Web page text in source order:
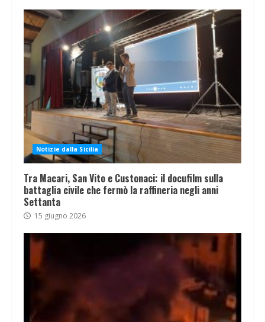
Notizie dalla Sicilia
Tra Macari, San Vito e Custonaci: il docufilm sulla
battaglia civile che fermò la raffineria negli anni
Settanta
15 giugno 2026